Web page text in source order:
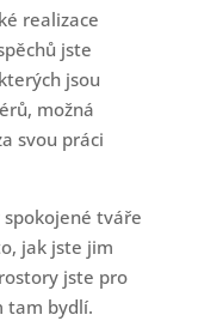
realizace
jste
jsou
možná
svou práci
tváře
jak jste jim
jste pro
tam bydlí.